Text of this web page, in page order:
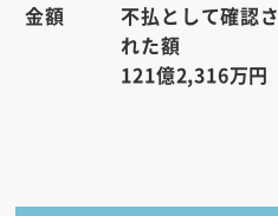
金額
不払として確認さ
れた額
121億2,316万円